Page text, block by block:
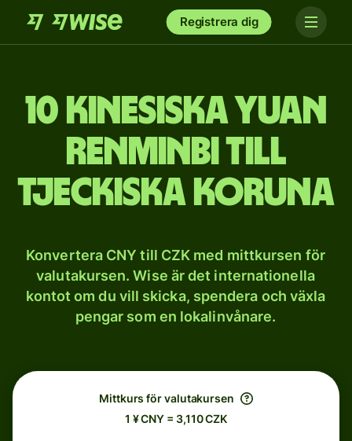
Registrera dig
10 kinesiska yuan
renminbi till
tjeckiska koruna
Konvertera CNY till CZK med mittkursen för
valutakursen. Wise är det internationella
kontot om du vill skicka, spendera och växla
pengar som en lokalinvånare.
Mittkurs för valutakursen
1 ¥ CNY = 3,110 CZK